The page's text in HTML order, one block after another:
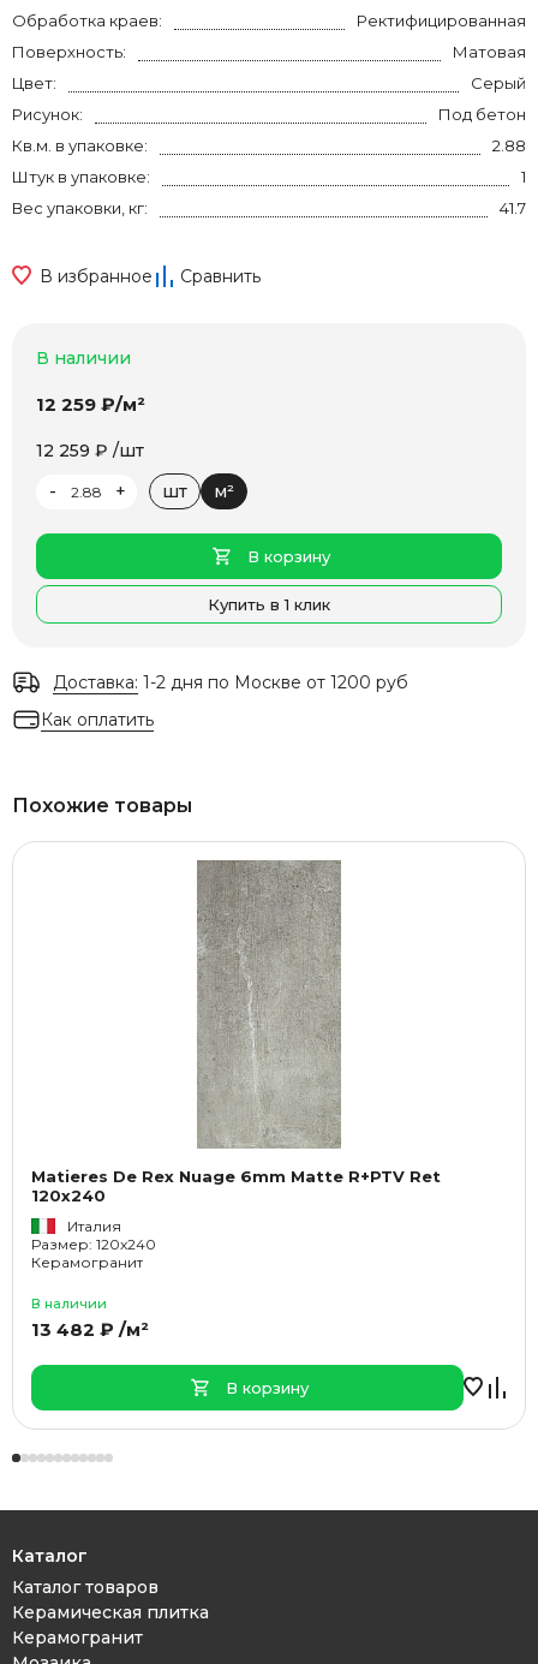
Обработка краев:
Ректифицированная
Поверхность:
Матовая
Цвет:
Серый
Рисунок:
Под бетон
Кв.м. в упаковке:
2.88
Штук в упаковке:
1
Вес упаковки, кг:
41.7
В избранное Сравнить
В наличии
12 259 ₽/м²
12 259 ₽ /шт
-
+ шт м²
В корзину
Купить в 1 клик
Доставка: 1-2 дня по Москве от 1200 руб
Как оплатить
Похожие товары
Matieres De Rex Nuage 6mm Matte R+PTV Ret
120x240
Италия
Размер: 120x240
Керамогранит
В наличии
13 482 ₽ /м²
В корзину
Каталог
Каталог товаров
Керамическая плитка
Керамогранит